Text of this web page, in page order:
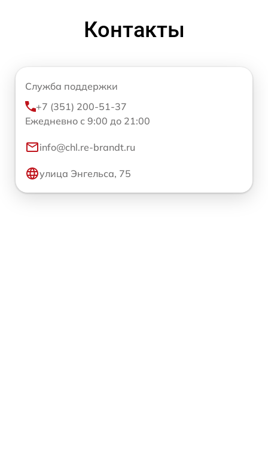
Контакты
Служба поддержки
+7 (351) 200-51-37
Ежедневно с 9:00 до 21:00
info@chl.re-brandt.ru
улица Энгельса, 75